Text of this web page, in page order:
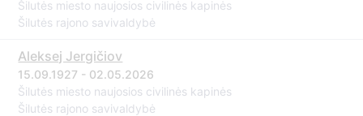
Šilutės miesto naujosios civilinės kapinės
Šilutės rajono savivaldybė
Aleksej Jergičiov
15.09.1927 - 02.05.2026
Šilutės miesto naujosios civilinės kapinės
Šilutės rajono savivaldybė